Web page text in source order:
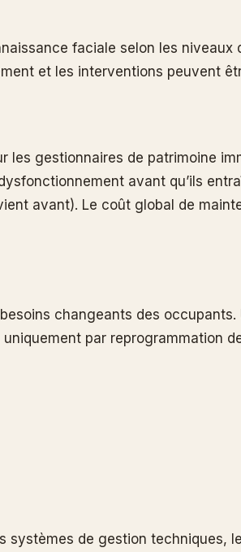
faciale selon les
et les interventions peuvent
les gestionnaires de patrimoine
avant qu’ils
avant). Le coût global de
changeants des
par reprogrammation
systèmes de gestion